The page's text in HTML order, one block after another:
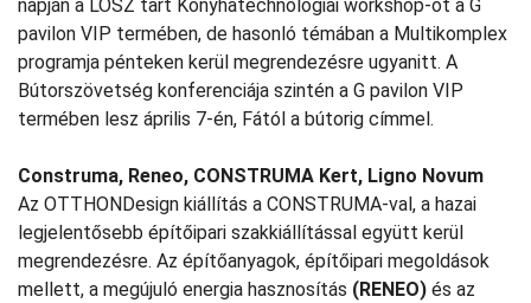
napján a LOSZ tart Konyhatechnológiai workshop-ot a G
pavilon VIP termében, de hasonló témában a Multikomplex
programja pénteken kerül megrendezésre ugyanitt. A
Bútorszövetség konferenciája szintén a G pavilon VIP
termében lesz április 7-én, Fától a bútorig címmel.
Construma, Reneo, CONSTRUMA Kert, Ligno Novum
Az OTTHONDesign kiállítás a CONSTRUMA-val, a hazai
legjelentősebb építőipari szakkiállítással együtt kerül
megrendezésre. Az építőanyagok, építőipari megoldások
mellett, a megújuló energia hasznosítás (RENEO) és az